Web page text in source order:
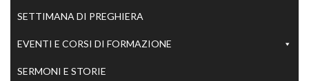
SETTIMANA DI PREGHIERA
EVENTI E CORSI DI FORMAZIONE
SERMONI E STORIE